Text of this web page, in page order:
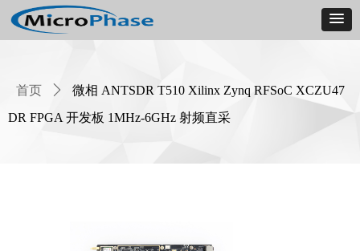
首页 ꄲ
微相 ANTSDR T510 Xilinx Zynq RFSoC XCZU47
DR FPGA 开发板 1MHz-6GHz 射频直采